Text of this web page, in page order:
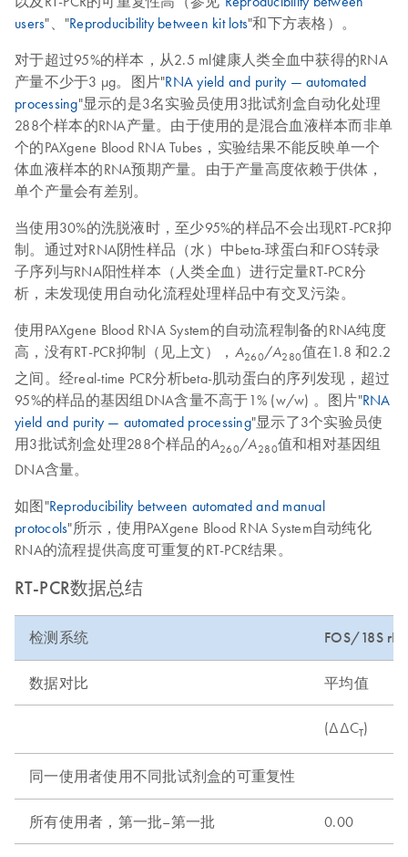
users"、"Reproducibility between kit lots"和下方表格）。
对于超过95%的样本，从2.5 ml健康人类全血中获得的RNA
产量不少于3 μg。图片"RNA yield and purity — automated
processing"显示的是3名实验员使用3批试剂盒自动化处理
288个样本的RNA产量。由于使用的是混合血液样本而非单
个的PAXgene Blood RNA Tubes，实验结果不能反映单一个
体血液样本的RNA预期产量。由于产量高度依赖于供体，
单个产量会有差别。
当使用30%的洗脱液时，至少95%的样品不会出现RT-PCR抑
制。通过对RNA阴性样品（水）中beta-球蛋白和FOS转录
子序列与RNA阳性样本（人类全血）进行定量RT-PCR分
析，未发现使用自动化流程处理样品中有交叉污染。
使用PAXgene Blood RNA System的自动流程制备的RNA纯度
高，没有RT-PCR抑制（见上文）， A260/A280值在1.8 和2.2
之间。经real-time PCR分析beta-肌动蛋白的序列发现，超过
95%的样品的基因组DNA含量不高于1% (w/w) 。图片"RNA
yield and purity — automated processing"显示了3个实验员使
用3批试剂盒处理288个样品的A260/A280值和相对基因组
DNA含量。
如图"Reproducibility between automated and manual
protocols"所示，使用PAXgene Blood RNA System自动纯化
RNA的流程提供高度可重复的RT-PCR结果。
RT-PCR数据总结
检测系统 FOS/18S
数据对比 平均值
(ΔΔCT)
同一使用者使用不同批试剂盒的可重复性
所有使用者，第一批–第一批 0.00